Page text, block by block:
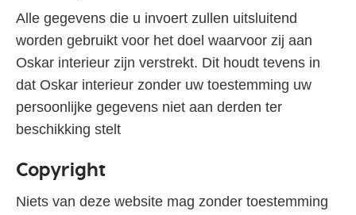
Alle gegevens die u invoert zullen uitsluitend
worden gebruikt voor het doel waarvoor zij aan
Oskar interieur zijn verstrekt. Dit houdt tevens in
dat Oskar interieur zonder uw toestemming uw
persoonlijke gegevens niet aan derden ter
beschikking stelt
Copyright
Niets van deze website mag zonder toestemming